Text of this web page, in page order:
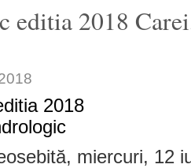
editia 2018
miercuri, 12